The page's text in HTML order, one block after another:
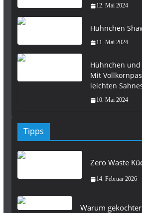
12. Mai 2024
Hühnchen
11. Mai 2024
Hühnchen
Mit
leichten
10. Mai 2024
Tipps
Zero Waste
14. Februar 2026
Warum